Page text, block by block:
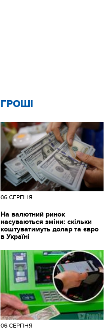
ГРОШІ
06 СЕРПНЯ
На валютний ринок
насуваються зміни: скільки
коштуватимуть долар та євро
в Україні
06 СЕРПНЯ